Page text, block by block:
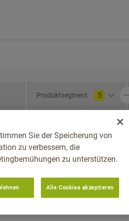
Produktsegment 5
Reg.-
Empfohlene
Sie der Speicherung von
zu verbessern, die
zu unterstützen.
Alle Cookies akzeptieren